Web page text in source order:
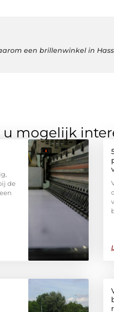
een brillenwinkel in
u mogelijk
de